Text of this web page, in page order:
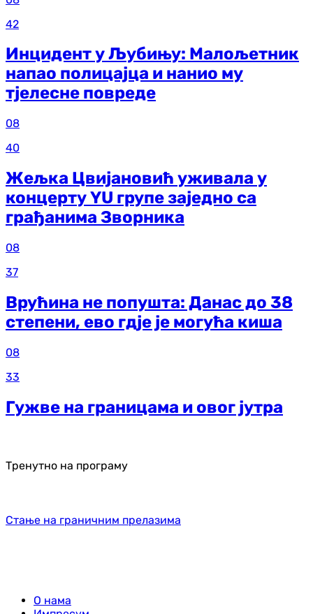
42
Инцидент у Љубињу: Малољетник
напао полицајца и нанио му
тјелесне повреде
08
40
Жељка Цвијановић уживала у
концерту YU групе заједно са
грађанима Зворника
08
37
Врућина не попушта: Данас до 38
степени, ево гдје је могућа киша
08
33
Гужве на границама и овог јутра
Тренутно на програму
Стање на граничним прелазима
О нама